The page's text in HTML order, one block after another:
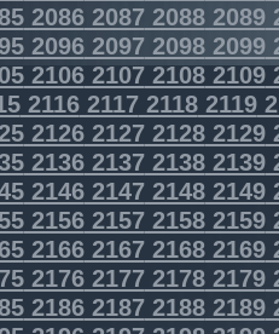
20862087 20882089
20962097 20982099
2106210721082109
2116211721182119
2126212721282129
2136213721382139
2146214721482149
2156215721582159
2166216721682169
2176217721782179
2186218721882189